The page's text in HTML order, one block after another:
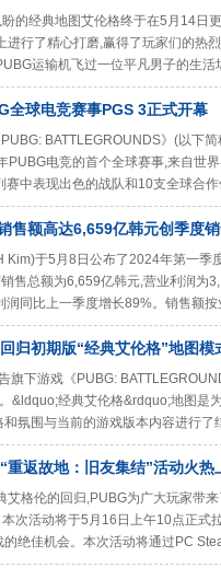
的经典地图艾伦格终于在5月14日
进行了精心打磨,赢得了玩家们的热
运输机飞过一位平凡男子的生
全球电竞赛事PGS 3正式开幕
BATTLEGROUNDS》(以下
PUBG电竞的首个全球赛事,来自世
赛中表现出色的战队和10支全球合
售额高达6,659亿韩元创季度
Kim)于5月8日公布了2024年第一
售总额为6,659亿韩元,营业利润为
同比上一季度增长89%。销售额
归初期版“经典艾伦格”地图模
旗下游戏《PUBG:
&ldquo;经典艾伦格&rdquo;地图是
氛围与当前的游戏版本内容进行了
重返故地：旧友集结”活动火热
艾格伦的回归,PUBG为广大玩家带
次活动将于5月16日上午10点正式
绝佳机会。本次活动将通过PC